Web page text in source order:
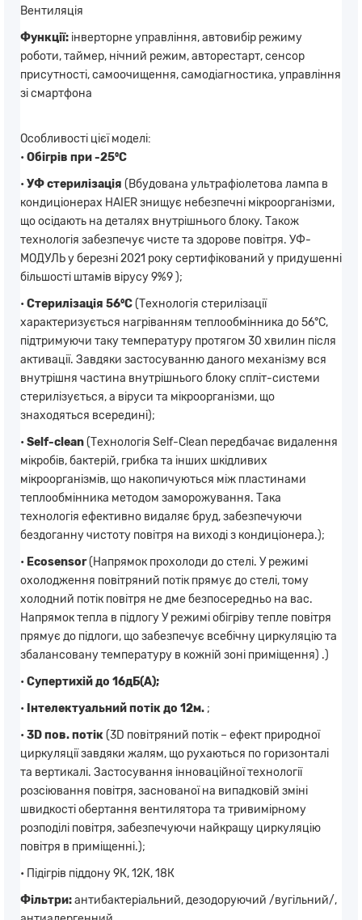
Вентиляція
Функції: інверторне управління, автовибір режиму
роботи, таймер, нічний режим, авторестарт, сенсор
присутності, самоочищення, самодіагностика, управління
зі смартфона
Особливості цієї моделі:
• Обігрів при -25⁰С
• УФ стерилізація (Вбудована ультрафіолетова лампа в
кондиціонерах HAIER знищує небезпечні мікроорганізми,
що осідають на деталях внутрішнього блоку. Також
технологія забезпечує чисте та здорове повітря. УФ-
МОДУЛЬ у березні 2021 року сертифікований у придушенні
більшості штамів вірусу 9%9 );
• Стерилізація 56⁰С(Технологія стерилізації
характеризується нагріванням теплообмінника до 56°С,
підтримуючи таку температуру протягом 30 хвилин після
активації. Завдяки застосуванню даного механізму вся
внутрішня частина внутрішнього блоку спліт-системи
стерилізується, а віруси та мікроорганізми, що
знаходяться всередині);
• Self-clean(Технологія Self-Clean передбачає видалення
мікробів, бактерій, грибка та інших шкідливих
мікроорганізмів, що накопичуються між пластинами
теплообмінника методом заморожування. Така
технологія ефективно видаляє бруд, забезпечуючи
бездоганну чистоту повітря на виході з кондиціонера.);
• Ecosensor(Напрямок прохолоди до стелі. У режимі
охолодження повітряний потік прямує до стелі, тому
холодний потік повітря не дме безпосередньо на вас.
Напрямок тепла в підлогу У режимі обігріву тепле повітря
прямує до підлоги, що забезпечує всебічну циркуляцію та
збалансовану температуру в кожній зоні приміщення) .)
• Супертихій до 16дБ(А);
• Інтелектуальний потік до 12м. ;
• 3D пов. потік(3D повітряний потік – ефект природної
циркуляції завдяки жалям, що рухаються по горизонталі
та вертикалі. Застосування інноваційної технології
розсіювання повітря, заснованої на випадковій зміні
швидкості обертання вентилятора та тривимірному
розподілі повітря, забезпечуючи найкращу циркуляцію
повітря в приміщенні.);
• Підігрів піддону 9К, 12К, 18К
Фільтри:антибактеріальний, дезодоруючий /вугільний/,